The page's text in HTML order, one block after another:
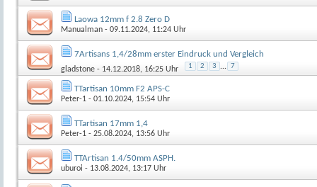
Laowa 12mm f 2.8 Zero D
Manualman - 09.11.2024, 11:24 Uhr
7Artisans 1,4/28mm erster Eindruck und Vergleich
gladstone - 14.12.2018, 16:25 Uhr 1 2 3 ... 7
TTartisan 10mm F2 APS-C
Peter-1 - 01.10.2024, 15:54 Uhr
TTartisan 17mm 1,4
Peter-1 - 25.08.2024, 13:56 Uhr
TTArtisan 1.4/50mm ASPH.
uburoi - 13.08.2024, 13:17 Uhr